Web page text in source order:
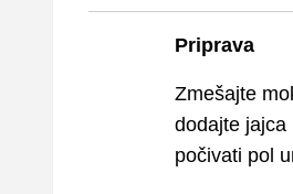
Priprava
Zmešajte
dodajte jajca
počivati pol